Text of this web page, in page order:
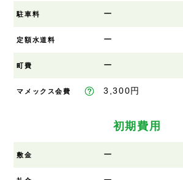
駐車料 ー
定額水道料 ー
町費 ー
マメックス会費 3,300円
初期費用
敷金 ー